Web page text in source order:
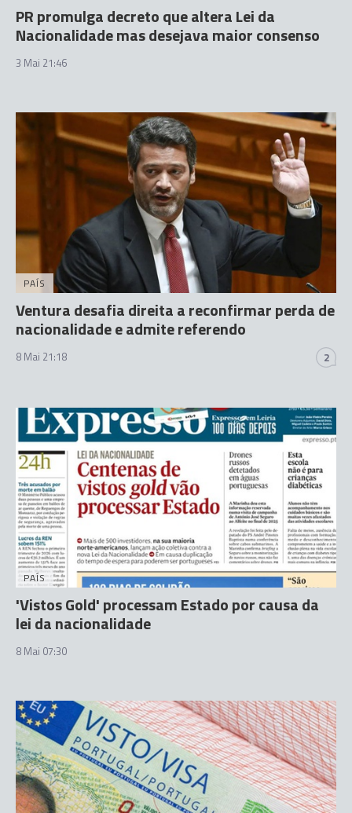
PR promulga decreto que altera Lei da
Nacionalidade mas desejava maior consenso
3 Mai 21:46
PAÍS
Ventura desafia direita a reconfirmar perda de
nacionalidade e admite referendo
8 Mai 21:18 2
PAÍS
'Vistos Gold' processam Estado por causa da
lei da nacionalidade
8 Mai 07:30